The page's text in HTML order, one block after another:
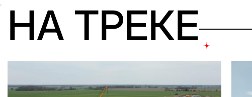
НА ТРЕКЕ